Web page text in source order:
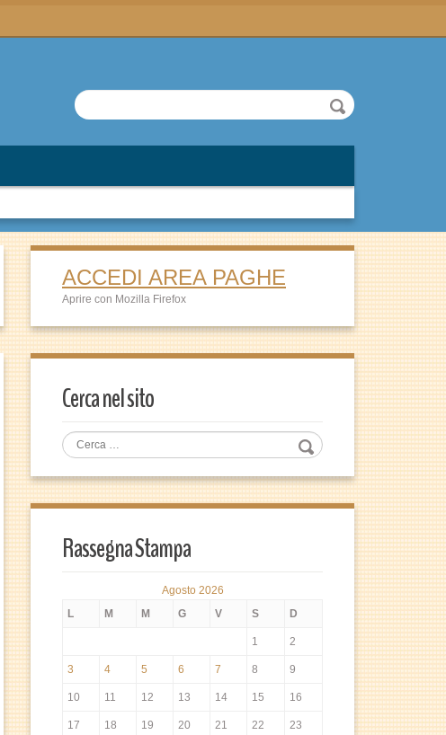
ACCEDI AREA PAGHE
Aprire con Mozilla Firefox
Cerca nel sito
Rassegna Stampa
Agosto 2026
L
M M G V S D
1 2
3 4 5 6 7 8 9
10 11 12 13 14 15 16
17 18 19 20 21 22 23